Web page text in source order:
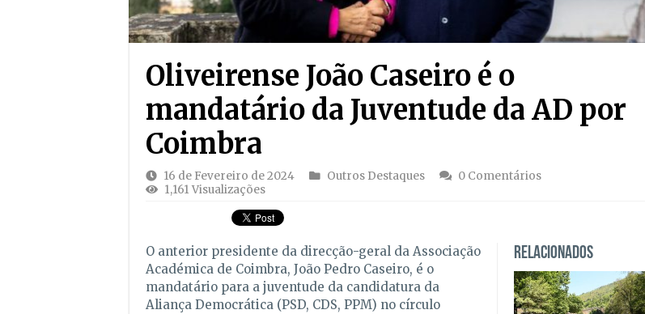
Oliveirense João Caseiro é o
mandatário da Juventude da AD por
Coimbra
16 de Fevereiro de 2024 Outros Destaques
0 Comentários
1,161 Visualizações
Relacionados
O anterior presidente da direcção-geral da Associação
Académica de Coimbra, João Pedro Caseiro, é o
mandatário para a juventude da candidatura da
Aliança Democrática (PSD, CDS, PPM) no círculo